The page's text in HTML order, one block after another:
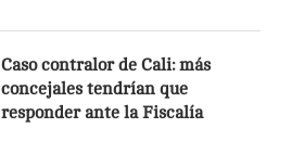
Caso contralor de Cali: más
concejales tendrían que
responder ante la Fiscalía